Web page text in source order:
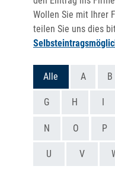
Wollen Sie mit Ihrer
teilen Sie uns dies
Alle A B
G H
N O P
U V